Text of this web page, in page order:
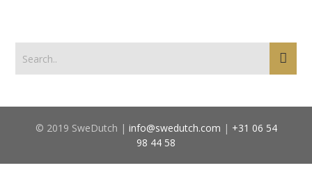
© 2019 SweDutch | info@swedutch.com | +31 06 54
98 44 58